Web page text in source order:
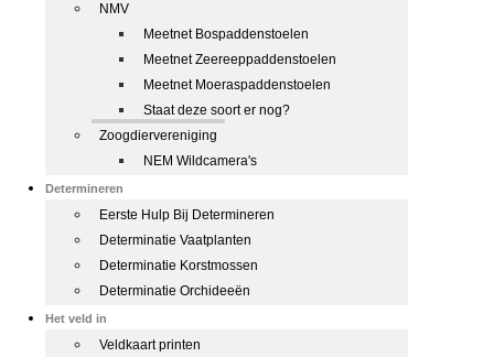
NMV
Meetnet Bospaddenstoelen
Meetnet Zeereeppaddenstoelen
Meetnet Moeraspaddenstoelen
Staat deze soort er nog?
Zoogdiervereniging
NEM Wildcamera's
Determineren
Eerste Hulp Bij Determineren
Determinatie Vaatplanten
Determinatie Korstmossen
Determinatie Orchideeën
Het veld in
Veldkaart printen